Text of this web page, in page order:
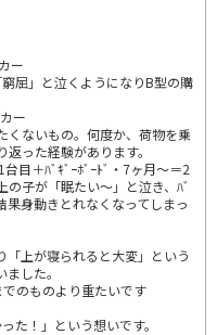
ー
屈」と泣くようになりB型の購
ー
ないもの。何度か、荷物を乗
った経験があります。
目＋ﾊﾞｷﾞｰﾎﾞｰﾄﾞ・7ヶ月～＝2
の子が「眠たい～」と泣き、ﾊﾞ
果身動きとれなくなってしまっ
上が寝られると大変」という
した。
のものより重たいです
た！」という想いです。